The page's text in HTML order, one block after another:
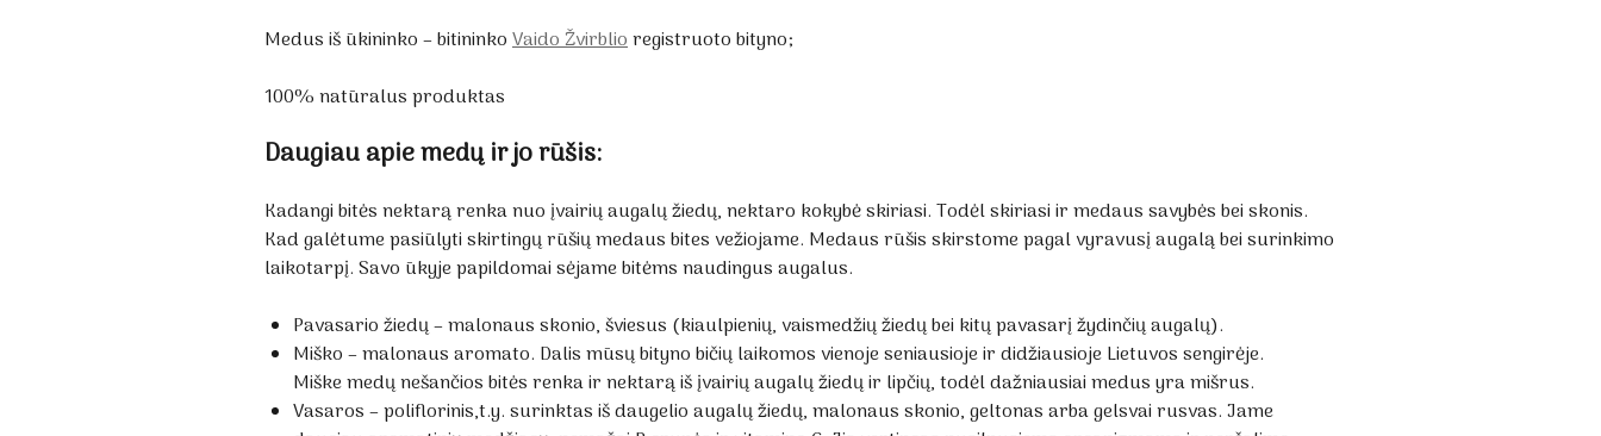
Medus iš ūkininko – bitininkoVaido Žvirblioregistruoto bityno;
100% natūralus produktas
Daugiau apie medų ir jo rūšis:
Kadangi bitės nektarą renka nuo įvairių augalų žiedų, nektaro kokybė skiriasi. Todėl skiriasi ir medaus savybės bei skonis.
Kad galėtume pasiūlyti skirtingų rūšių medaus bites vežiojame. Medaus rūšis skirstome pagal vyravusį augalą bei surinkimo
laikotarpį. Savo ūkyje papildomai sėjame bitėms naudingus augalus.
Pavasario žiedų – malonaus skonio, šviesus (kiaulpienių, vaismedžių žiedų bei kitų pavasarį žydinčių augalų).
Miško – malonaus aromato. Dalis mūsų bityno bičių laikomos vienoje seniausioje ir didžiausioje Lietuvos sengirėje.
Miške medų nešančios bitės renka ir nektarą iš įvairių augalų žiedų ir lipčių, todėl dažniausiai medus yra mišrus.
Vasaros – poliflorinis,t.y. surinktas iš daugelio augalų žiedų, malonaus skonio, geltonas arba gelsvai rusvas. Jame